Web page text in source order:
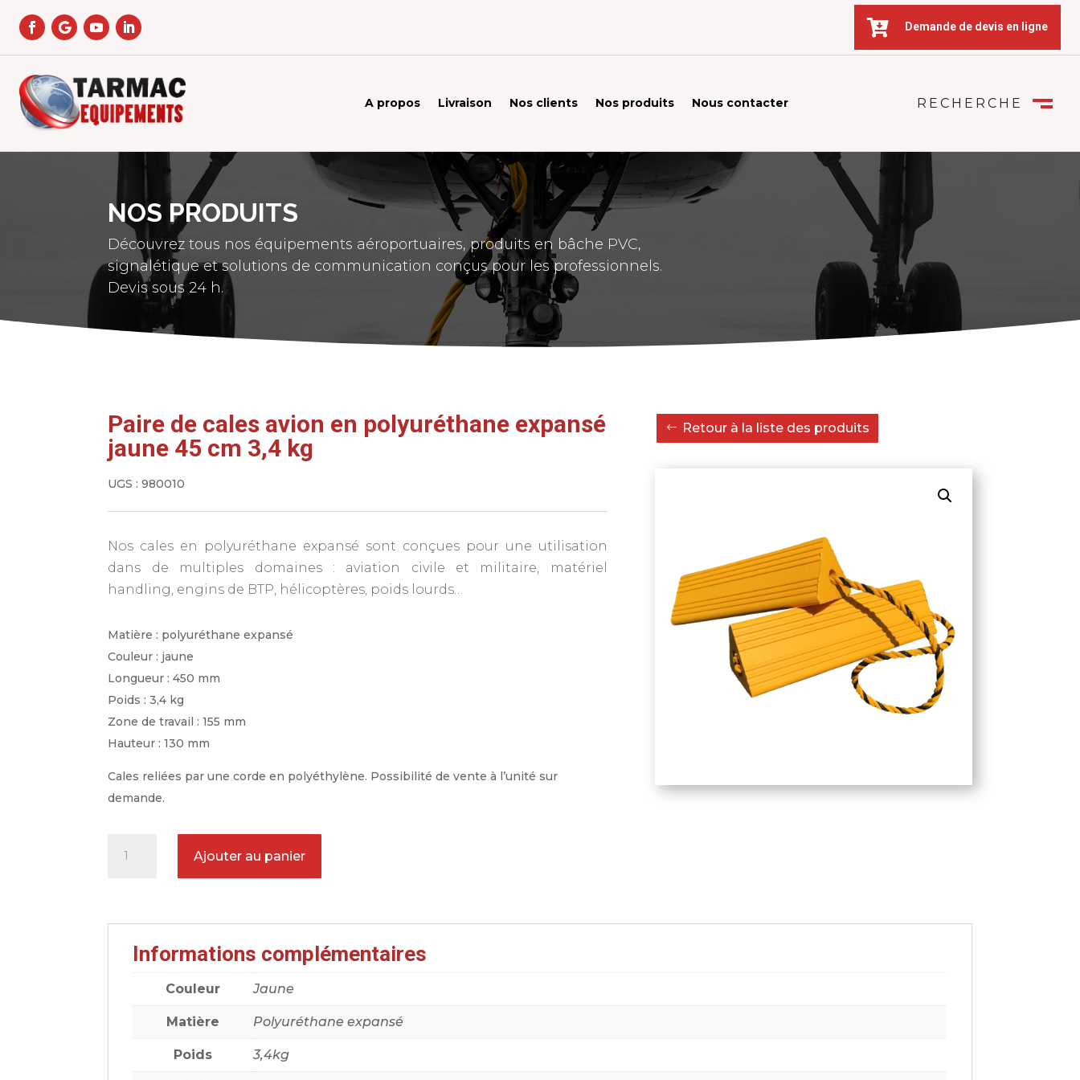
 Demande de devis en ligne
A propos Livraison Nos clients Nos produits Nous contacter
RECHERCHE
NOS PRODUITS
Découvrez tous nos équipements aéroportuaires, produits en bâche PVC,
signalétique et solutions de communication conçus pour les professionnels.
Devis sous 24 h.
Paire de cales avion en polyuréthane expansé
jaune 45 cm 3,4 kg
UGS :980010
Nos cales en polyuréthane expansé sont conçues pour une utilisation
dans de multiples domaines : aviation civile et militaire, matériel
handling, engins de BTP, hélicoptères, poids lourds…
Matière : polyuréthane expansé
Couleur : jaune
Longueur : 450 mm
Poids : 3,4 kg
Zone de travail : 155 mm
Hauteur : 130 mm
Cales reliées par une corde en polyéthylène. Possibilité de vente à l’unité sur
demande.
avion
polyuréthane
jaune
Ajouter au panier
Retour à la liste des produits
Informations complémentaires
Couleur Jaune
Matière Polyuréthane expansé
Poids 3,4kg